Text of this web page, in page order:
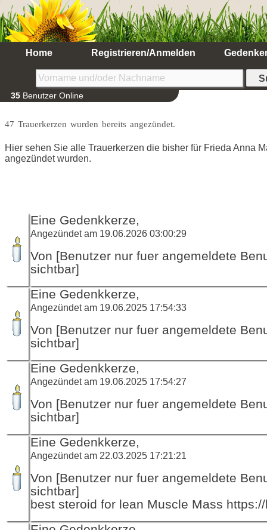
Home Registrieren/Anmelden
35 Benutzer Online
47 Trauerkerzen wurden bereits angezündet.
Hier sehen Sie alle Trauerkerzen die bisher für Frieda Anna
angezündet wurden.
Eine Gedenkkerze,
Angezündet am 19.06.2026 03:00:29
Von [Benutzer nur fuer angemeldete
sichtbar]
Eine Gedenkkerze,
Angezündet am 19.06.2025 17:54:33
Von [Benutzer nur fuer angemeldete
sichtbar]
Eine Gedenkkerze,
Angezündet am 19.06.2025 17:54:27
Von [Benutzer nur fuer angemeldete
sichtbar]
Eine Gedenkkerze,
Angezündet am 22.03.2025 17:21:21
Von [Benutzer nur fuer angemeldete
sichtbar]
best steroid for lean Muscle Mass